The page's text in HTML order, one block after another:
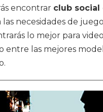
encontrar club
necesidades de
lo mejor para
entre las mejores